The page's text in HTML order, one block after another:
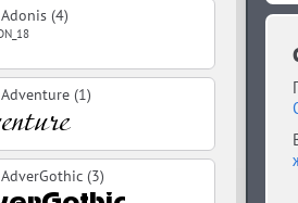
Adonis (4)
Adventure (1)
AdverGothic (3)